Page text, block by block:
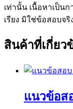
เท่านั้น เนื้อหาเป็นก
เรียง มิใช่ข้อสอบจ
สินค้าที่เกี่ยว
แนวข้อส